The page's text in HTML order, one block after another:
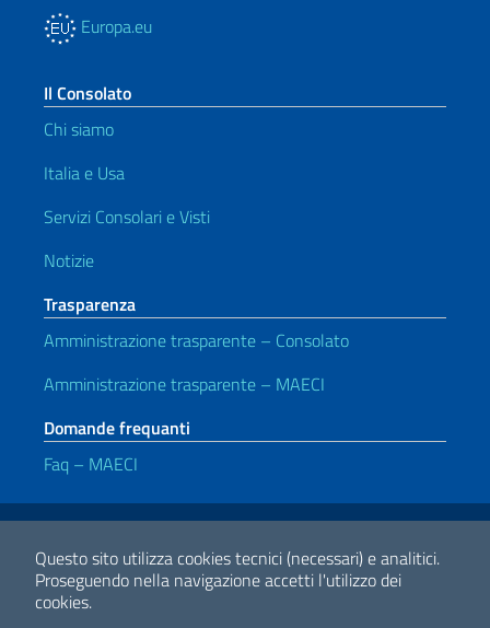
Questo sito utilizza cookies tecnici (necessari) e analitici.
Proseguendo nella navigazione accetti l'utilizzo dei
cookies.
Europa.eu
Il Consolato
Chi siamo
Italia e Usa
Servizi Consolari e Visti
Notizie
Trasparenza
Amministrazione trasparente – Consolato
Amministrazione trasparente – MAECI
Domande frequanti
Faq – MAECI
Link Utili